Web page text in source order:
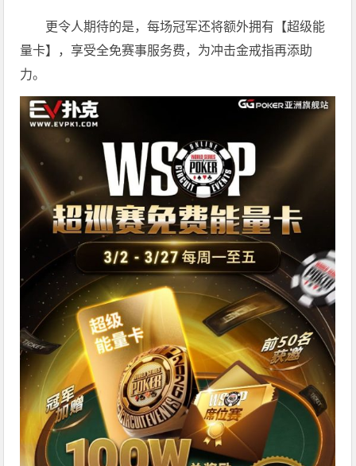
更令人期待的是，每场冠军还将额外拥有【超级能
量卡】，享受全免赛事服务费，为冲击金戒指再添助
力。